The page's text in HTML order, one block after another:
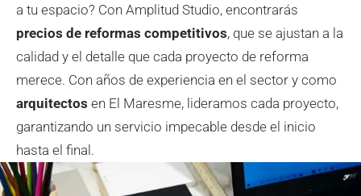
a tu espacio? Con Amplitud Studio, encontrarás
precios de reformas competitivos, que se ajustan a la
calidad y el detalle que cada proyecto de reforma
merece. Con años de experiencia en el sector y como
arquitectos en El Maresme, lideramos cada proyecto,
garantizando un servicio impecable desde el inicio
hasta el final.